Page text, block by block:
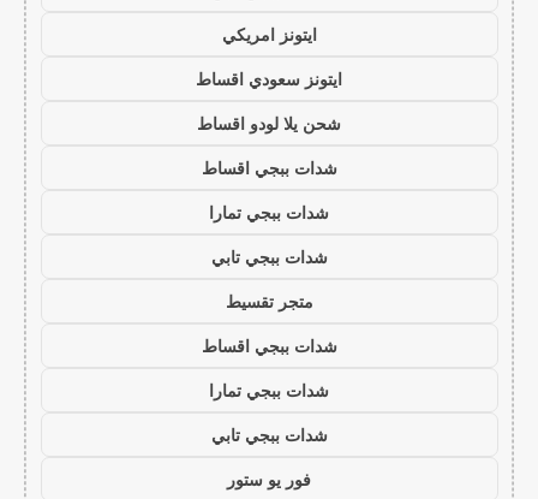
ايتونز امريكي
ايتونز سعودي اقساط
شحن يلا لودو اقساط
شدات ببجي اقساط
شدات ببجي تمارا
شدات ببجي تابي
متجر تقسيط
شدات ببجي اقساط
شدات ببجي تمارا
شدات ببجي تابي
فور يو ستور